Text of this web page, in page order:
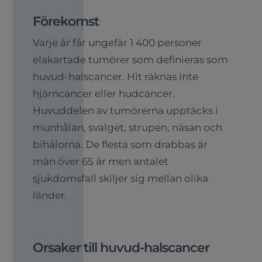
Förekomst
Varje år får ungefär 1 400 personer
elakartade tumörer som definieras som
huvud-halscancer. Hit räknas inte
hjärncancer eller hudcancer.
Huvuddelen av tumörerna upptäcks i
munhålan, svalget, strupen, näsan och
bihålorna. De flesta som drabbas är
män över 65 år men antalet
sjukdomsfall skiljer sig mellan olika
länder.
Orsaker till huvud-halscancer